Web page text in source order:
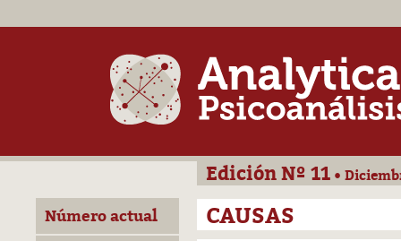
Número actual
Edición Nº 11 •
CAUSAS